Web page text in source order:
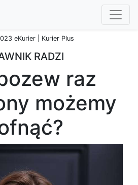
eKurier | Kurier Plus
RADZI
raz
możemy